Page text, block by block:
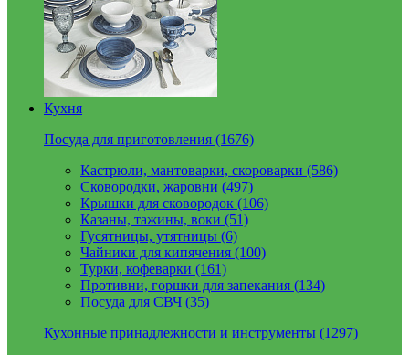
Кухня
Посуда для приготовления (1676)
Кастрюли, мантоварки, скороварки (586)
Сковородки, жаровни (497)
Крышки для сковородок (106)
Казаны, тажины, воки (51)
Гусятницы, утятницы (6)
Чайники для кипячения (100)
Турки, кофеварки (161)
Противни, горшки для запекания (134)
Посуда для СВЧ (35)
Кухонные принадлежности и инструменты (1297)